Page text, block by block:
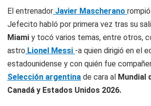
El entrenador Javier Mascherano
Jefecito habló por primera vez tras su
Miami y tocó varios temas, entre otros,
astro Lionel Messi -a quien dirigió en el
estadounidense y con quién fue
Selección argentina de cara al Mundial
Canadá y Estados Unidos 2026.